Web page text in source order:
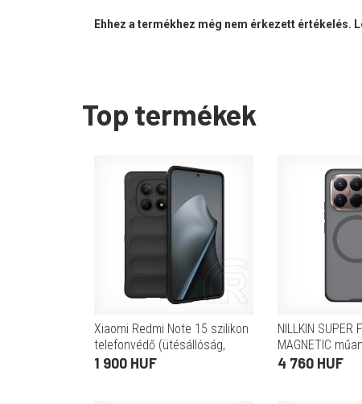
Ehhez a termékhez még nem érkezett értékelés.
Top termékek
Xiaomi Redmi Note 15 szilikon
telefonvédő (ütésállóság,
kameravédő, 3D) FEKETE
1 900 HUF
NILLKIN SUPER
MAGNETIC
telefonvédő
4 760 HUF